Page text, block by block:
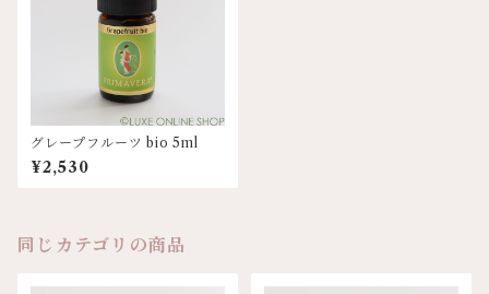
グレープフルーツ bio 5ml
¥2,530
同じカテゴリの商品